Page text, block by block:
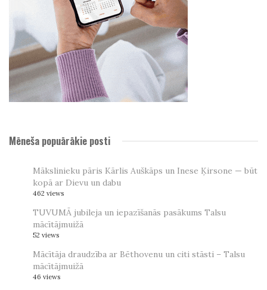
Mēneša popuārākie posti
Mākslinieku pāris Kārlis Auškāps un Inese Ķirsone — būt
kopā ar Dievu un dabu
462 views
TUVUMĀ jubileja un iepazīšanās pasākums Talsu
mācītājmuižā
52 views
Mācītāja draudzība ar Bēthovenu un citi stāsti – Talsu
mācītājmuižā
46 views